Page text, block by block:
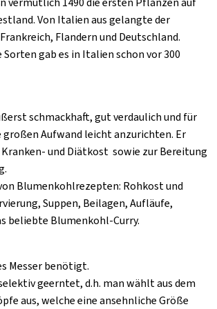
Von Italien aus gelangte der
Flandern und Deutschland.
gab es in Italien schon vor 300
schmackhaft, gut verdaulich und für
großen Aufwand leicht anzurichten. Er
und Diätkost sowie zur Bereitung
Blumenkohlrezepten: Rohkost und
Suppen, Beilagen, Aufläufe,
beliebte Blumenkohl-Curry.
Messer benötigt.
geerntet, d.h. man wählt aus dem
aus, welche eine ansehnliche Größe